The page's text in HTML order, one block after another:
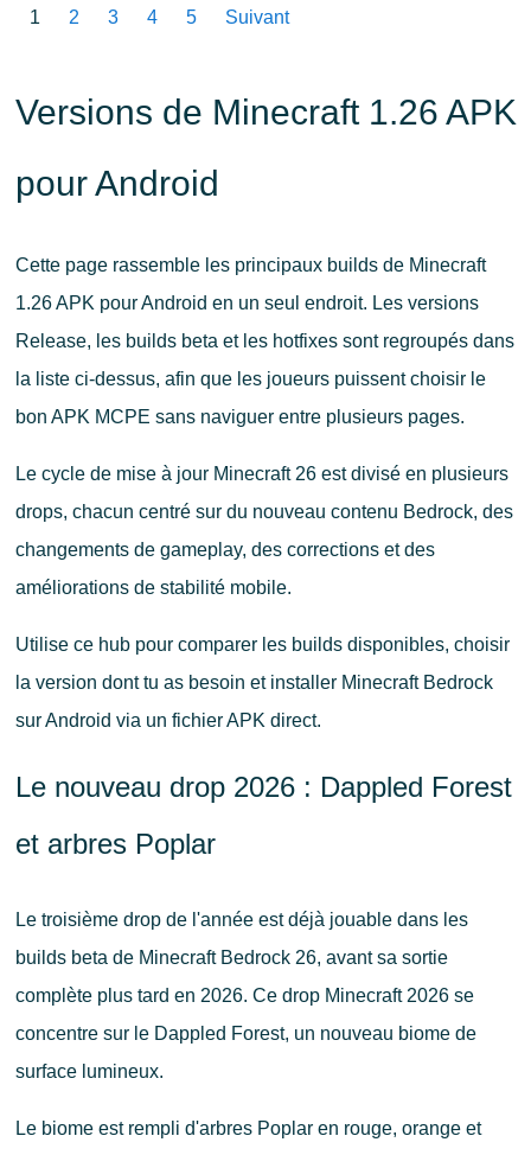
1 2 3 4 5 Suivant
Versions de Minecraft 1.26 APK
pour Android
Cette page rassemble les principaux builds de Minecraft
1.26 APK pour Android en un seul endroit. Les versions
Release, les builds beta et les hotfixes sont regroupés dans
la liste ci-dessus, afin que les joueurs puissent choisir le
bon APK MCPE sans naviguer entre plusieurs pages.
Le cycle de mise à jour Minecraft 26 est divisé en plusieurs
drops, chacun centré sur du nouveau contenu Bedrock, des
changements de gameplay, des corrections et des
améliorations de stabilité mobile.
Utilise ce hub pour comparer les builds disponibles, choisir
la version dont tu as besoin et installer Minecraft Bedrock
sur Android via un fichier APK direct.
Le nouveau drop 2026 : Dappled Forest
et arbres Poplar
Le troisième drop de l'année est déjà jouable dans les
builds beta de Minecraft Bedrock 26, avant sa sortie
complète plus tard en 2026. Ce drop Minecraft 2026 se
concentre sur le Dappled Forest, un nouveau biome de
surface lumineux.
Le biome est rempli d'arbres Poplar en rouge, orange et